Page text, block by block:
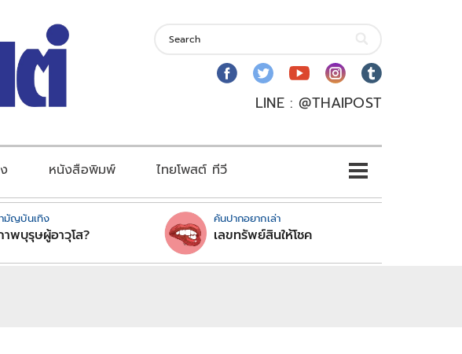
LINE : @THAIPOST
หนังสือพิมพ์ ไทยโพสต์ ทีวี
มัญบันเทิง
พบุรุษผู้อาวุโส?
คันปากอยากเล่า
เลขทรัพย์สินให้โชค